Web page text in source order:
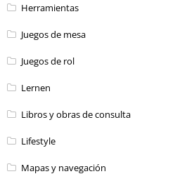
Herramientas
Juegos de mesa
Juegos de rol
Lernen
Libros y obras de consulta
Lifestyle
Mapas y navegación